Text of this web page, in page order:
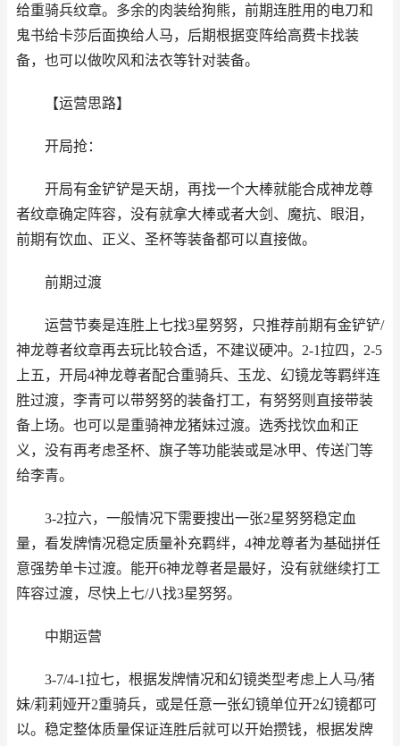
给重骑兵纹章。多余的肉装给狗熊，前期连胜用的电刀和
鬼书给卡莎后面换给人马，后期根据变阵给高费卡找装
备，也可以做吹风和法衣等针对装备。
【运营思路】
开局抢：
开局有金铲铲是天胡，再找一个大棒就能合成神龙尊
者纹章确定阵容，没有就拿大棒或者大剑、魔抗、眼泪，
前期有饮血、正义、圣杯等装备都可以直接做。
前期过渡
运营节奏是连胜上七找3星努努，只推荐前期有金铲铲/
神龙尊者纹章再去玩比较合适，不建议硬冲。2-1拉四，2-5
上五，开局4神龙尊者配合重骑兵、玉龙、幻镜龙等羁绊连
胜过渡，李青可以带努努的装备打工，有努努则直接带装
备上场。也可以是重骑神龙猪妹过渡。选秀找饮血和正
义，没有再考虑圣杯、旗子等功能装或是冰甲、传送门等
给李青。
3-2拉六，一般情况下需要搜出一张2星努努稳定血
量，看发牌情况稳定质量补充羁绊，4神龙尊者为基础拼任
意强势单卡过渡。能开6神龙尊者是最好，没有就继续打工
阵容过渡，尽快上七/八找3星努努。
中期运营
3-7/4-1拉七，根据发牌情况和幻镜类型考虑上人马/猪
妹/莉莉娅开2重骑兵，或是任意一张幻镜单位开2幻镜都可
以。稳定整体质量保证连胜后就可以开始攒钱，根据发牌